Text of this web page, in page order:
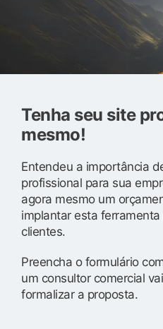
Tenha seu site
mesmo!
Entendeu a importância
profissional para sua
agora mesmo um
implantar esta
clientes.
Preencha o formulário
um consultor comercial
formalizar a proposta.